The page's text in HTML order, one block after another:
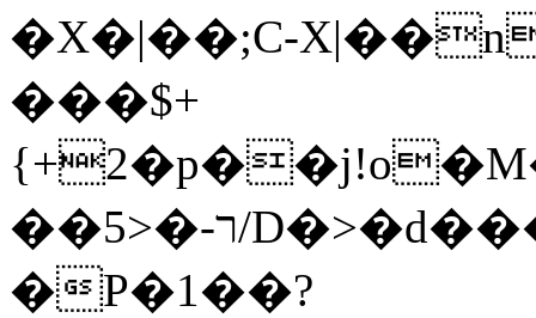
�X�|��;Ϲ-
���$+
��ר-�<5/D�>�d�����1!u8JP�@TE�
�P�1��?